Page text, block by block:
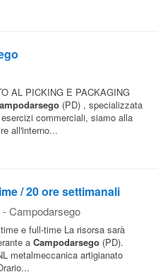
AL PICKING E PACKAGING
(PD) , specializzata
commerciali, siamo alla
all'interno...
/ 20 ore settimanali
- Campodarsego
e full-time La risorsa sarà
a Campodarsego (PD).
metalmeccanica artigianato